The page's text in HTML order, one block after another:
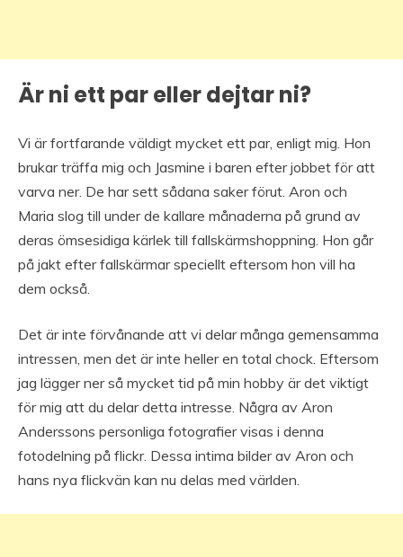
Är ni ett par eller dejtar ni?
Vi är fortfarande väldigt mycket ett par, enligt mig. Hon
brukar träffa mig och Jasmine i baren efter jobbet för att
varva ner. De har sett sådana saker förut. Aron och
Maria slog till under de kallare månaderna på grund av
deras ömsesidiga kärlek till fallskärmshoppning. Hon går
på jakt efter fallskärmar speciellt eftersom hon vill ha
dem också.
Det är inte förvånande att vi delar många gemensamma
intressen, men det är inte heller en total chock. Eftersom
jag lägger ner så mycket tid på min hobby är det viktigt
för mig att du delar detta intresse. Några av Aron
Anderssons personliga fotografier visas i denna
fotodelning på flickr. Dessa intima bilder av Aron och
hans nya flickvän kan nu delas med världen.